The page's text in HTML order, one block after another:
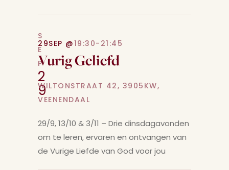
S
E
P
2
9
29 SEP @ 19:30-21:45
Vurig Geliefd
WILTONSTRAAT 42, 3905KW,
VEENENDAAL
29/9, 13/10 & 3/11 – Drie dinsdagavonden
om te leren, ervaren en ontvangen van
de Vurige Liefde van God voor jou